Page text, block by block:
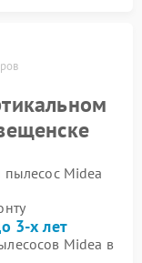
Midea
3-х лет
Midea в